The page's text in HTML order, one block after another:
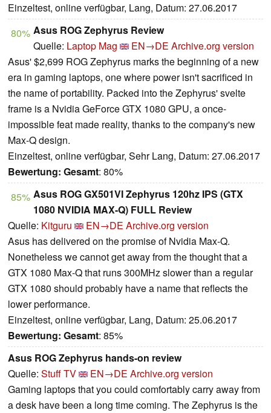
Einzeltest, online verfügbar, Lang, Datum: 27.06.2017
80% Asus ROG Zephyrus Review
Quelle: Laptop Mag EN→DE Archive.org version
Asus' $2,699 ROG Zephyrus marks the beginning of a new
era in gaming laptops, one where power isn't sacrificed in
the name of portability. Packed into the Zephyrus' svelte
frame is a Nvidia GeForce GTX 1080 GPU, a once-
impossible feat made reality, thanks to the company's new
Max-Q design.
Einzeltest, online verfügbar, Sehr Lang, Datum: 27.06.2017
Bewertung: Gesamt: 80%
85% Asus ROG GX501VI Zephyrus 120hz IPS (GTX
1080 NVIDIA MAX-Q) FULL Review
Quelle: Kitguru EN→DE Archive.org version
Asus has delivered on the promise of Nvidia Max-Q.
Nonetheless we cannot get away from the thought that a
GTX 1080 Max-Q that runs 300MHz slower than a regular
GTX 1080 should probably have a name that reflects the
lower performance.
Einzeltest, online verfügbar, Lang, Datum: 25.06.2017
Bewertung: Gesamt: 85%
Asus ROG Zephyrus hands-on review
Quelle: Stuff TV EN→DE Archive.org version
Gaming laptops that you could comfortably carry away from
a desk have been a long time coming. The Zephyrus is the